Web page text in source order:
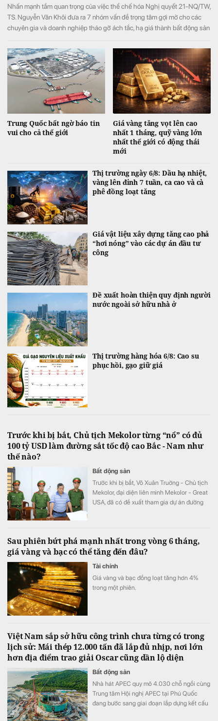
Nhấn mạnh tầm quan trọng của việc thể chế hóa Nghị quyết 21-NQ/TW,
TS. Nguyễn Văn Khôi đưa ra 7 nhóm vấn đề trọng tâm gợi mở cho các
chuyên gia và doanh nghiệp tháo gỡ ách tắc, hạ giá thành bất động sản
Trung Quốc bất ngờ báo tin
vui cho cả thế giới
Giá vàng tăng vọt lên cao
nhất 1 tháng, quỹ vàng lớn
nhất thế giới có động thái
mới
Thị trường ngày 6/8: Dầu hạ nhiệt,
vàng lên đỉnh 7 tuần, ca cao và cà
phê đồng loạt tăng
Giá vật liệu xây dựng tăng cao phả
“hơi nóng” vào các dự án đầu tư
công
Đề xuất hoàn thiện quy định người
nước ngoài sở hữu nhà ở
Thị trường hàng hóa 6/8: Cao su
phục hồi, gạo giữ giá
Trước khi bị bắt, Chủ tịch Mekolor từng “nổ” có đủ
100 tỷ USD làm đường sắt tốc độ cao Bắc - Nam như
thế nào?
Bất động sản
Trước khi bị bắt, Võ Xuân Truờng - Chủ tịch
Mekolor, đại diện liên minh Mekolor - Great
USA, đã có đề xuất tham gia dự án đường
Sau phiên bứt phá mạnh nhất trong vòng 6 tháng,
giá vàng và bạc có thể tăng đến đâu?
Tài chính
Giá vàng và bạc đồng loạt tăng hơn 4%
trong một phiên.
Việt Nam sắp sở hữu công trình chưa từng có trong
lịch sử: Mái thép 12.000 tấn đã lắp đủ nhịp, nơi lớn
hơn địa điểm trao giải Oscar cũng dần lộ diện
Bất động sản
Nhà hát APEC quy mô 4.030 chỗ ngồi cùng
Trung tâm Hội nghị APEC tại Phú Quốc
đang bước sang giai đoạn lắp dựng kết cấu